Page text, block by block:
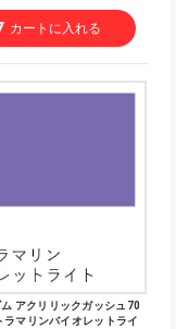
カートに入れる
アクリリックガッシュ70
マリンバイオレットライ